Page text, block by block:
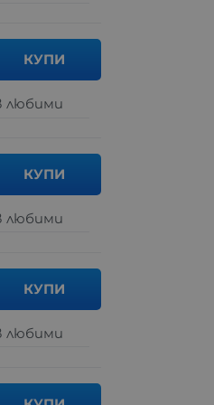
КУПИ
любими
КУПИ
любими
КУПИ
любими